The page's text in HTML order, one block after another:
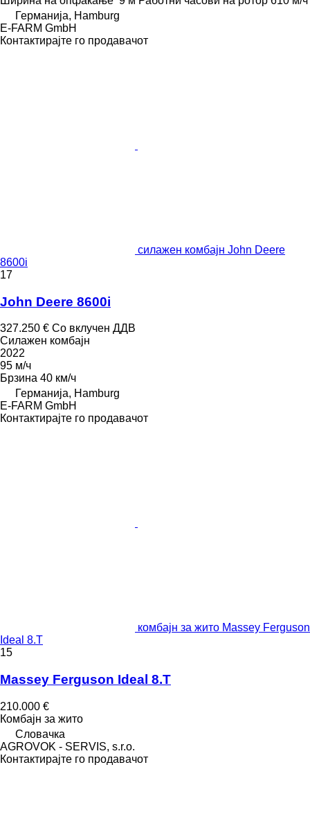
Германија, Hamburg
E-FARM GmbH
Контактирајте го продавачот
силажен комбајн John Deere
8600i
17
John Deere 8600i
327.250 € Со вклучен ДДВ
Силажен комбајн
2022
95 м/ч
Брзина 40 км/ч
Германија, Hamburg
E-FARM GmbH
Контактирајте го продавачот
комбајн за жито Massey Ferguson
Ideal 8.T
15
Massey Ferguson Ideal 8.T
210.000 €
Комбајн за жито
Словачка
AGROVOK - SERVIS, s.r.o.
Контактирајте го продавачот